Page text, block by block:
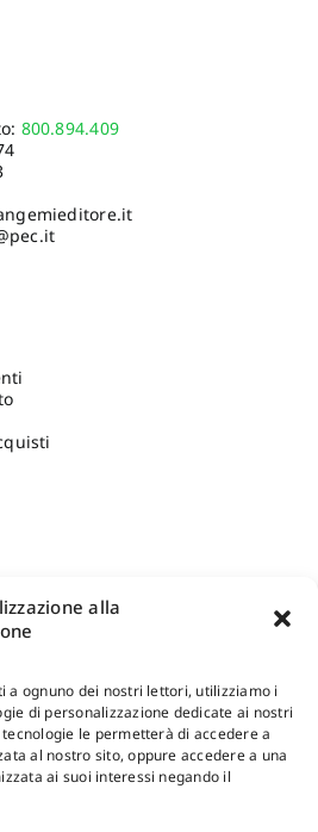
alla
a ognuno dei nostri lettori, utilizziamo i
di personalizzazione dedicate ai nostri
le permetterà di accedere a
al nostro sito, oppure accedere a una
ai suoi interessi negando il
800.894.409
Pagamenti Sicuri e anche Rateali